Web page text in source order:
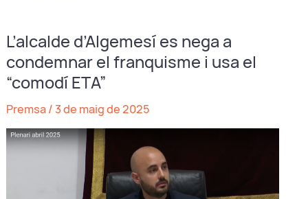
L’alcalde d’Algemesí es nega a
condemnar el franquisme i usa el
“comodí ETA”
Premsa/ 3 de maig de 2025